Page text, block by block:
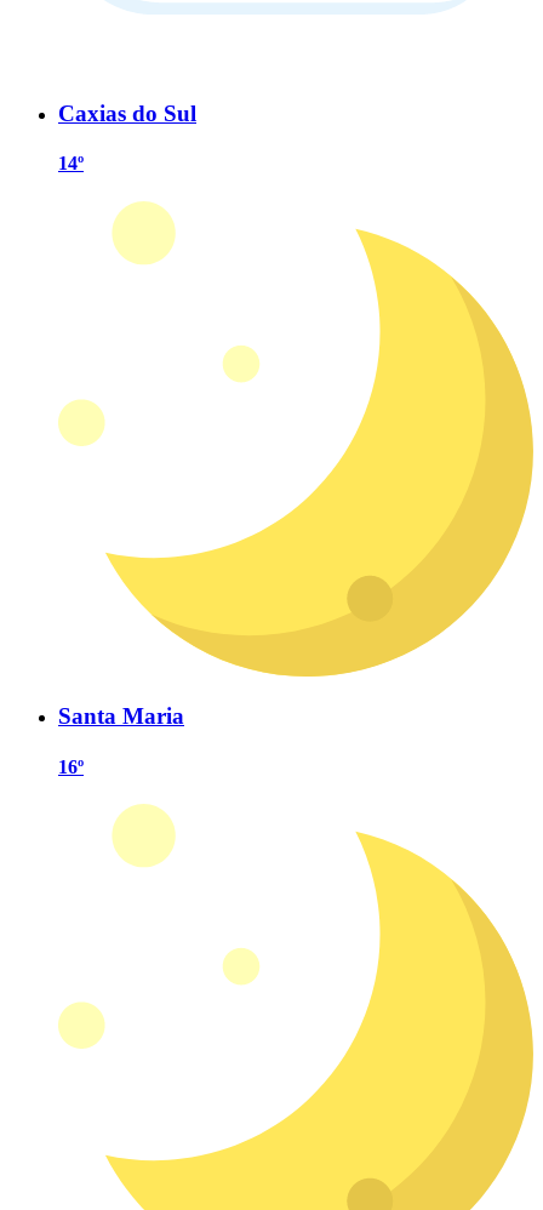
Caxias do Sul
14º
Santa Maria
16º